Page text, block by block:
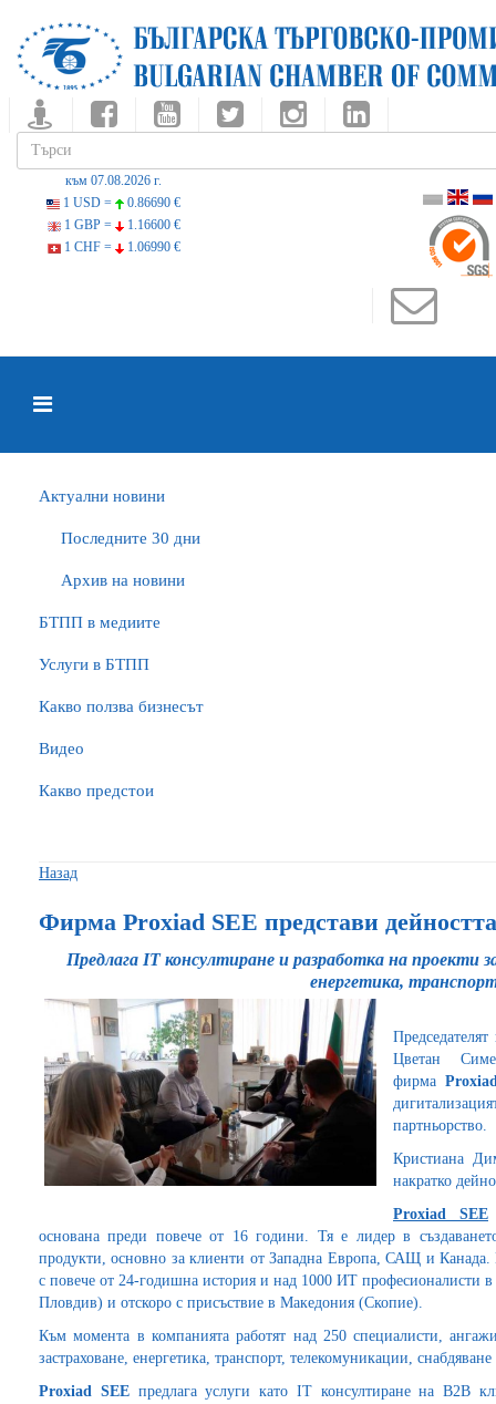
към 07.08.2026 г.
1 USD =
0.86690 €
1 GBP =
1.16600 €
1 CHF =
1.06990 €
Актуални новини
Последните 30 дни
Архив на новини
БTПП в медиите
Услуги в БТПП
Какво ползва бизнесът
Видео
Какво предстои
Назад
Фирма Proxiad SEE представи
Предлага IT консултиране и разработка на проекти
енергетика,
Цветан
фирма
партньорство.
Кристиана
накратко
Proxiad SЕЕ
основана преди повече от 16 години. Тя е лидер в
продукти, основно за клиенти от Западна Европа, САЩ и Канада.
с повече от 24-годишна история и над 1000 ИТ професионалисти
Пловдив) и отскоро с присъствие в Македония (Скопие).
Към момента в компанията работят над 250 специалисти,
застраховане, енергетика, транспорт, телекомуникации,
Proxiad SЕЕпредлага услуги като IT консултиране на B2B